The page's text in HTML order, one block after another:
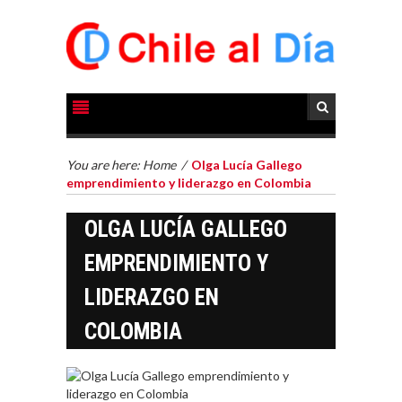
You are here: Home / Olga Lucía Gallego
emprendimiento y liderazgo en Colombia
OLGA LUCÍA GALLEGO
EMPRENDIMIENTO Y
LIDERAZGO EN
COLOMBIA
FINANCIAMIENTO
PARA PYMES EN
CHILE:
ALLÁ DEL CRÉDITO
pymes en Chile:
alternativas que
crédito…
EL CRECIMIENTO DE
DIGITALES
EXPORTADOS DESDE